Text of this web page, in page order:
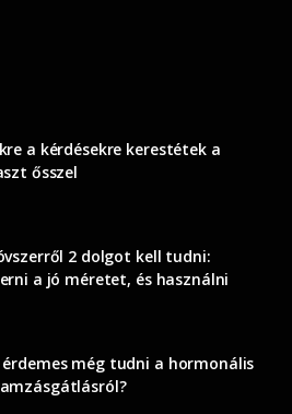
a kérdésekre kerestétek a
ősszel
2 dolgot kell tudni:
a jó méretet, és használni
még tudni a hormonális